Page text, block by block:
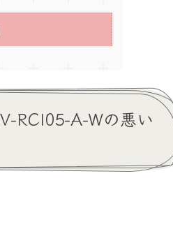
RCI05-A-Wの悪い